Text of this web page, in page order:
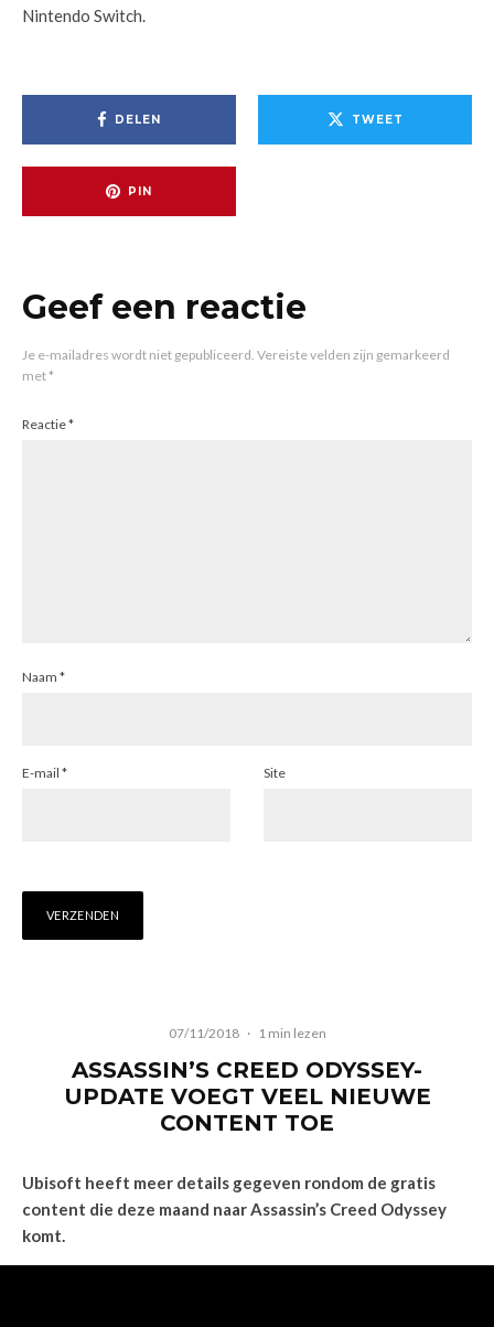
Nintendo Switch.
DELEN TWEET
PIN
Geef een reactie
Je e-mailadres wordt niet gepubliceerd. Vereiste velden zijn gemarkeerd
met*
Reactie*
Naam *
E-mail * Site
07/11/2018 · 1 min lezen
ASSASSIN’S CREED ODYSSEY-
UPDATE VOEGT VEEL NIEUWE
CONTENT TOE
Ubisoft heeft meer details gegeven rondom de gratis
content die deze maand naar Assassin’s Creed Odyssey
komt.